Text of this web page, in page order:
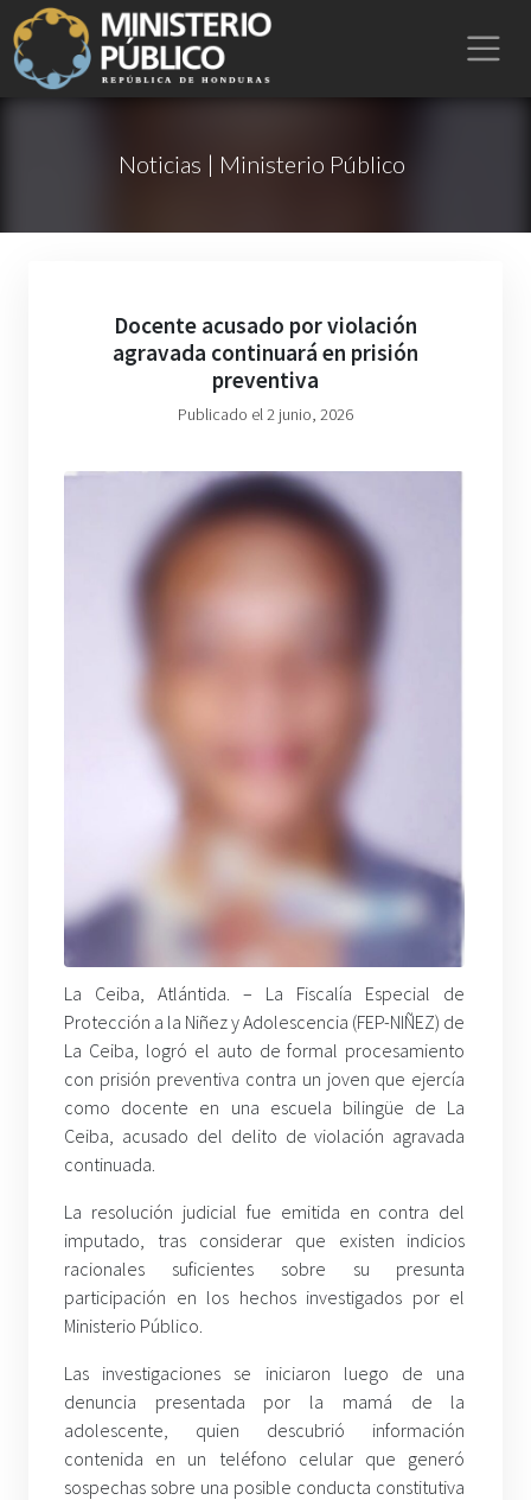
Noticias | Ministerio Público
Docente acusado por violación
agravada continuará en prisión
preventiva
Publicado el 2 junio, 2026
La Ceiba, Atlántida. – La Fiscalía Especial de
Protección a la Niñez y Adolescencia (FEP-NIÑEZ) de
La Ceiba, logró el auto de formal procesamiento
con prisión preventiva contra un joven que ejercía
como docente en una escuela bilingüe de La
Ceiba, acusado del delito de violación agravada
continuada.
La resolución judicial fue emitida en contra del
imputado, tras considerar que existen indicios
racionales suficientes sobre su presunta
participación en los hechos investigados por el
Ministerio Público.
Las investigaciones se iniciaron luego de una
denuncia presentada por la mamá de la
adolescente, quien descubrió información
contenida en un teléfono celular que generó
sospechas sobre una posible conducta constitutiva